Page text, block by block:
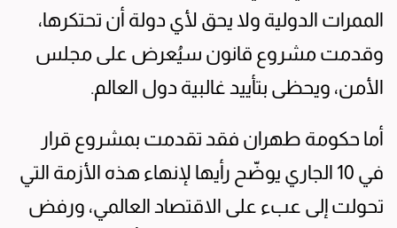
الممرات الدولية ولا يحق لأي دولة أن تحتكرها،
وقدمت مشروع قانون سيُعرض على مجلس
الأمن، ويحظى بتأييد غالبية دول العالم.
أما حكومة طهران فقد تقدمت بمشروع قرار
في 10 الجاري يوضّح رأيها لإنهاء هذه الأزمة التي
تحولت إلى عبء على الاقتصاد العالمي، ورفض